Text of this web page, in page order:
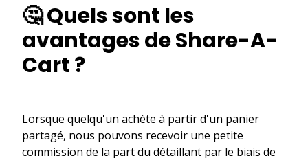
🤔 Quels sont les
avantages de Share-A-
Cart ?
Lorsque quelqu'un achète à partir d'un panier
partagé, nous pouvons recevoir une petite
commission de la part du détaillant par le biais de